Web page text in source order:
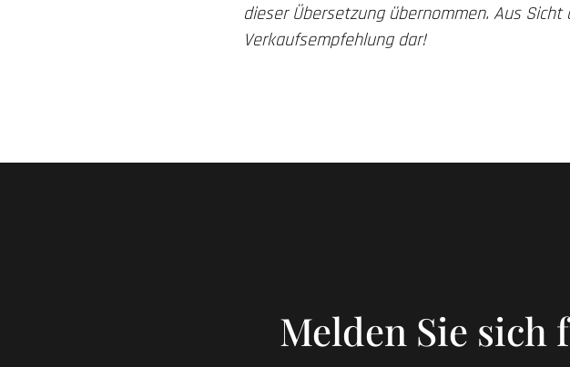
dieser Übersetzung übernommen. Aus
Verkaufsempfehlung dar!
Melden Sie sich